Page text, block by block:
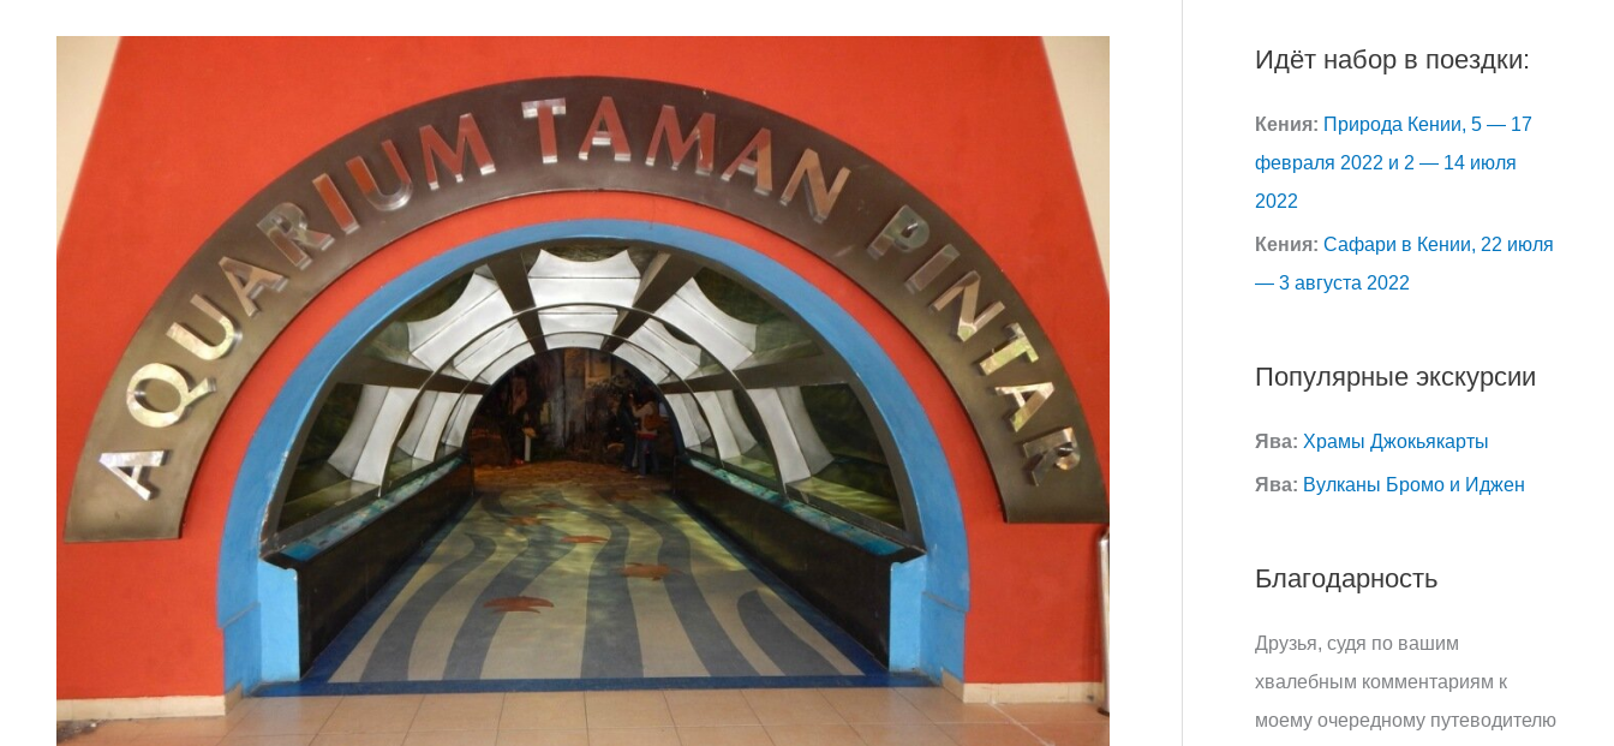
Идёт набор в поездки:
Кения: Природа Кении, 5 — 17
февраля 2022 и 2 — 14 июля
2022
Кения: Сафари в Кении, 22 июля
— 3 августа 2022
Популярные экскурсии
Ява: Храмы Джокьякарты
Ява: Вулканы Бромо и Иджен
Благодарность
Друзья, судя по вашим
хвалебным комментариям к
моему очередному путеводителю